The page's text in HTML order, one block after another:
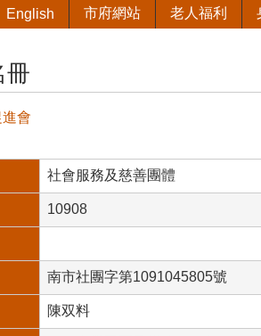
English 市府網站 老人福利
冊
會
社會服務及慈善團體
10908
南市社團字第1091045805號
陳双料